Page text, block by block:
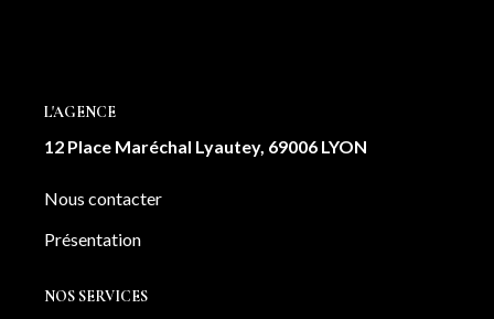
Nos partenaires
L'AGENCE
12 Place Maréchal Lyautey, 69006 LYON
Nous contacter
Présentation
NOS SERVICES